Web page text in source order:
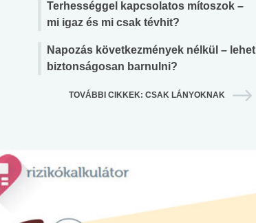
Terhességgel kapcsolatos mítoszok –
mi igaz és mi csak tévhit?
Napozás következmények nélkül – lehet
biztonságosan barnulni?
TOVÁBBI CIKKEK: CSAK LÁNYOKNAK